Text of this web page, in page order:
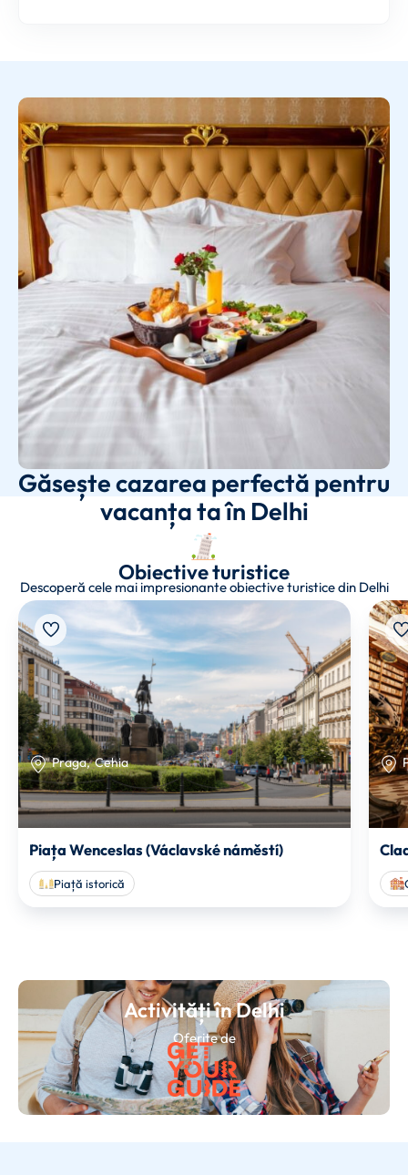
Găsește cazarea perfectă pentru
vacanța ta în Delhi
Obiective turistice
Descoperă cele mai impresionante obiective turistice din Delhi
Praga, Cehia
Piața Wenceslas (Václavské náměstí)
Piață istorică
Activități în Delhi
Oferite de